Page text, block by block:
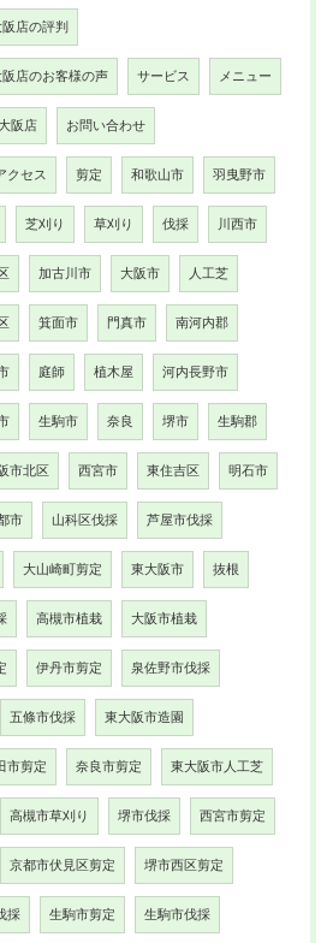
店の評判
店のお客様の声 サービス メニュー
阪店 お問い合わせ
クセス 剪定 和歌山市 羽曳野市
芝刈り 草刈り 伐採 川西市
加古川市 大阪市 人工芝
箕面市 門真市 南河内郡
庭師 植木屋 河内長野市
生駒市 奈良 堺市 生駒郡
市北区 西宮市 東住吉区 明石市
市 山科区伐採 芦屋市伐採
大山崎町剪定 東大阪市 抜根
高槻市植栽 大阪市植栽
伊丹市剪定 泉佐野市伐採
五條市伐採 東大阪市造園
市剪定 奈良市剪定 東大阪市人工芝
高槻市草刈り 堺市伐採 西宮市剪定
京都市伏見区剪定 堺市西区剪定
採 生駒市剪定 生駒市伐採